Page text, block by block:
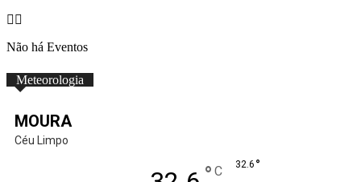
Não há Eventos
Meteorologia
MOURA
Céu Limpo
° C 32.6 °